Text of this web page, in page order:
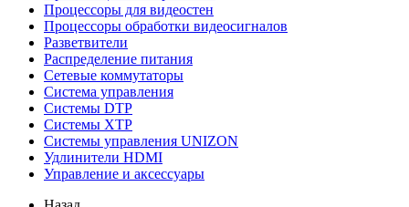
Процессоры для видеостен
Процессоры обработки видеосигналов
Разветвители
Распределение питания
Сетевые коммутаторы
Система управления
Системы DTP
Системы XTP
Системы управления UNIZON
Удлинители HDMI
Управление и аксессуары